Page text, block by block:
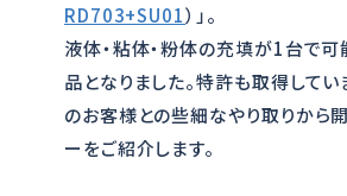
RD703+SU01）」。
液体・粘体・粉体の充填が1台で
品となりました。特許も取得して
のお客様との些細なやり取りから
ーをご紹介します。